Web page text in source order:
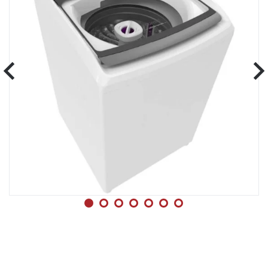
Lavadora De Roupas 12Kg Cwh12 Consul
220V Branco
Cód 91111 SKU 106912|4|1